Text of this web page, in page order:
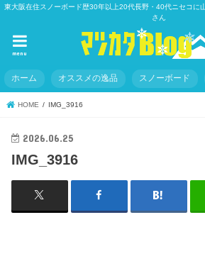
東大阪在住スノーボード歴30年以上20代長野・40代ニセコに
さん
menu
ホーム オススメの逸品 スノーボード
HOME IMG_3916
2026.06.25
IMG_3916